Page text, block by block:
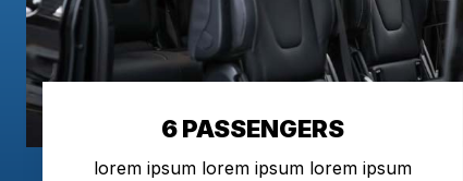
6 PASSENGERS
lorem ipsum lorem ipsum lorem ipsum